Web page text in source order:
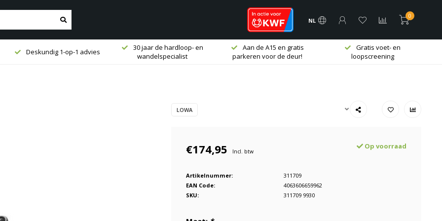
NL
0
Deskundig 1-op-1 advies
30 jaar de hardloop- en
wandelspecialist
Aan de A15 en gratis
parkeren voor de deur!
Gratis voet- en
loopscreening
LOWA
€174,95 Incl. btw
Op voorraad
Artikelnummer:
311709
EAN Code:
4063606659962
SKU:
311709 9930